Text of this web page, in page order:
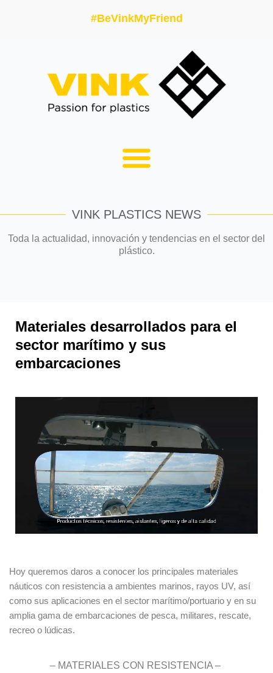
#BeVinkMyFriend
VINK PLASTICS NEWS
Toda la actualidad, innovación y tendencias en el sector del
plástico.
Materiales desarrollados para el
sector marítimo y sus
embarcaciones
Hoy queremos daros a conocer los principales materiales
náuticos con resistencia a ambientes marinos, rayos UV, así
como sus aplicaciones en el sector marítimo/portuario y en su
amplia gama de embarcaciones de pesca, militares, rescate,
recreo o lúdicas.
– MATERIALES CON RESISTENCIA –